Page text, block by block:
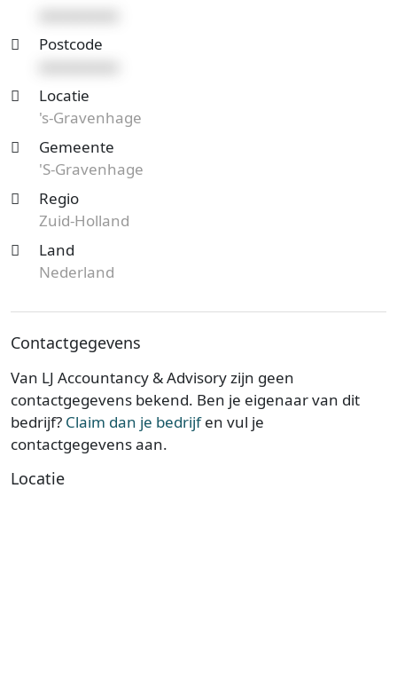
Postcode
Locatie
's-Gravenhage
Gemeente
'S-Gravenhage
Regio
Zuid-Holland
Land
Nederland
Contactgegevens
Van LJ Accountancy & Advisory zijn geen
contactgegevens bekend. Ben je eigenaar van dit
bedrijf? Claim dan je bedrijfen vul je
contactgegevens aan.
Locatie